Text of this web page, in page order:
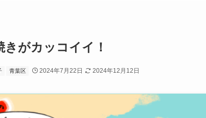
がカッコイイ！
青葉区 2024年7月22日 2024年12月12日